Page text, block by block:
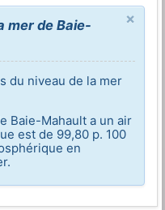
×
mer de Baie-
du niveau de la mer
Baie-Mahault a un air
est de 99,80 p. 100
en